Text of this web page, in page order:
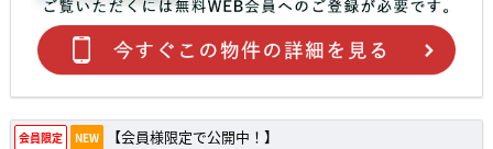
会員限定 NEW 【会員様限定で公開中！】